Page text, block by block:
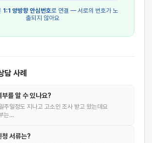
1:1 양방향 안심번호로 연결 — 서로의 번호가 노
출되지 않아요
담 사례
를 알 수 있나요?
주일정도 지나고 고소인 조사 받고 왔는데요
는…
청 서류는?